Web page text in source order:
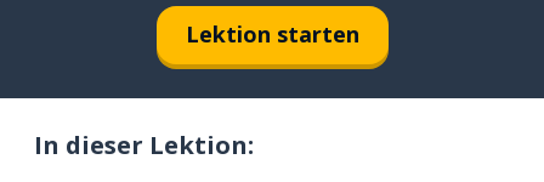
Lektion starten
In dieser Lektion: